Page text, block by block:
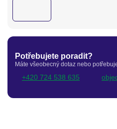
Potřebujete poradit?
Máte všeobecný dotaz nebo
+420 724 538 635